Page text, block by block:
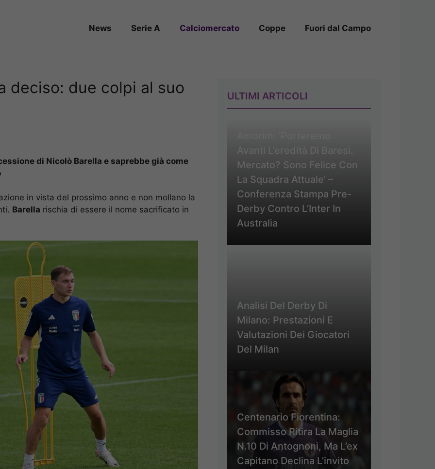
News Serie A Calciomercato Coppe Fuori dal Campo
deciso: due colpi al suo
di Nicolò Barella e saprebbe già come
in vista del prossimo anno e non mollano la
Barella rischia di essere il nome sacrificato in
ULTIMI ARTICOLI
Avanti L’eredità Di Baresi.
Mercato? Sono Felice Con
La Squadra Attuale’ –
Conferenza Stampa Pre-
Derby Contro L’Inter In
Australia
Analisi Del Derby Di
Milano: Prestazioni E
Valutazioni Dei Giocatori
Del Milan
Centenario Fiorentina:
Commisso Ritira La Maglia
N.10 Di Antognoni, Ma L’ex
Capitano Declina L’invito